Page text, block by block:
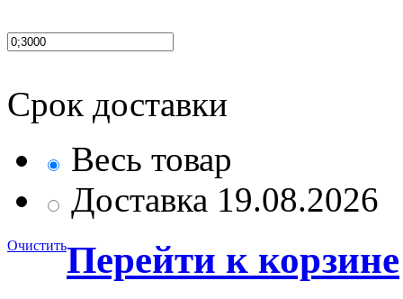
Срок доставки
Весь товар
Доставка 19.08.2026
ОчиститьПерейти к корзине